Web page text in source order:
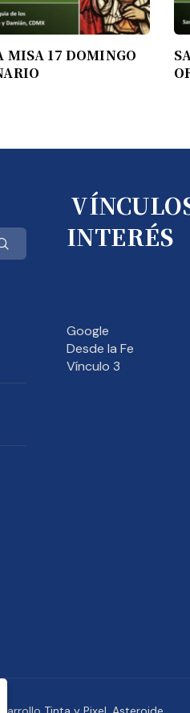
MISA 17 DOMINGO
INTERÉS
Google
Desde la Fe
Vínculo 3